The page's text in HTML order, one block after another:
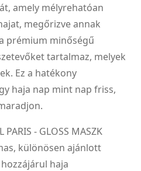
amely mélyrehatóan
megőrizve annak
prémium minőségű
tartalmaz, melyek
Ez a hatékony
haja nap mint nap friss,
PARIS - GLOSS MASZK
különösen ajánlott
haja